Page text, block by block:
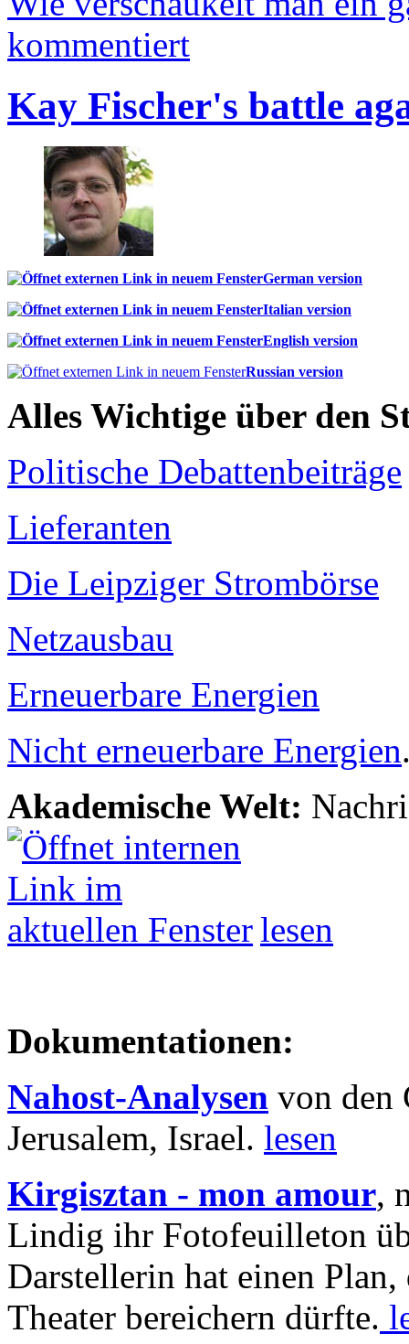
kommentiert
Kay Fischer's battle
German version
Italian version
English version
Russian version
Alles Wichtige über den
Politische Debattenbeiträge
Lieferanten
Die Leipziger Strombörse
Netzausbau
Erneuerbare Energien
Nicht erneuerbare Energien
Akademische Welt:
lesen
Dokumentationen:
Nahost-Analysen von den
Jerusalem, Israel. lesen
Kirgisztan - mon amour,
Lindig ihr Fotofeuilleton
Darstellerin hat einen Plan,
Theater bereichern dürfte.